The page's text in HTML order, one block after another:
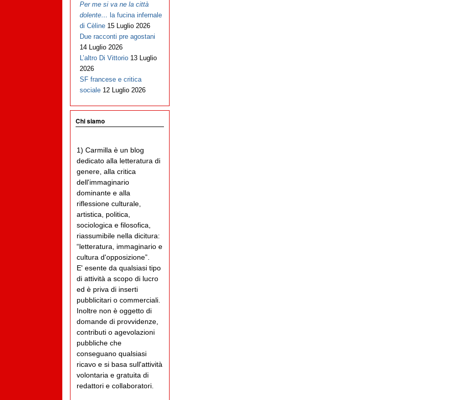
Per me si va ne la città
dolente… la fucina infernale
di Cèline 15 Luglio 2026
Due racconti pre agostani
14 Luglio 2026
L’altro Di Vittorio 13 Luglio
2026
SF francese e critica
sociale 12 Luglio 2026
Chi siamo
1) Carmilla è un blog
dedicato alla letteratura di
genere, alla critica
dell'immaginario
dominante e alla
riflessione culturale,
artistica, politica,
sociologica e filosofica,
riassumibile nella dicitura:
“letteratura, immaginario e
cultura d'opposizione”.
E' esente da qualsiasi tipo
di attività a scopo di lucro
ed è priva di inserti
pubblicitari o commerciali.
Inoltre non è oggetto di
domande di provvidenze,
contributi o agevolazioni
pubbliche che
conseguano qualsiasi
ricavo e si basa sull'attività
volontaria e gratuita di
redattori e collaboratori.